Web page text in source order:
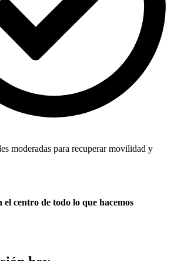
moderadas para recuperar movilidad y
el centro de todo lo que hacemos